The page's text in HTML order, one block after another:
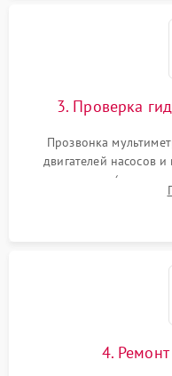
3. Проверка
Прозвонка
двигателей насосов и
прессостата
концевика дверцы и
4.